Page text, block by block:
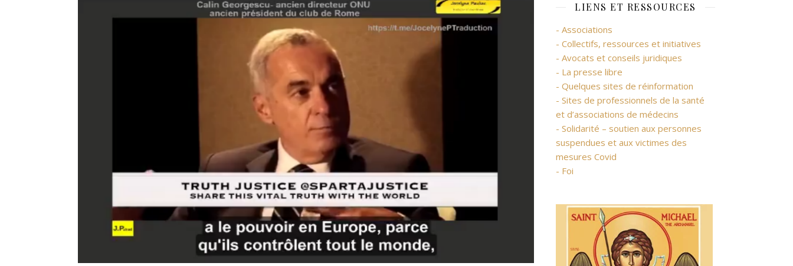
LIENS ET RESSOURCES
- Associations
- Collectifs, ressources et initiatives
- Avocats et conseils juridiques
- La presse libre
- Quelques sites de réinformation
- Sites de professionnels de la santé
et d’associations de médecins
- Solidarité – soutien aux personnes
suspendues et aux victimes des
mesures Covid
- Foi